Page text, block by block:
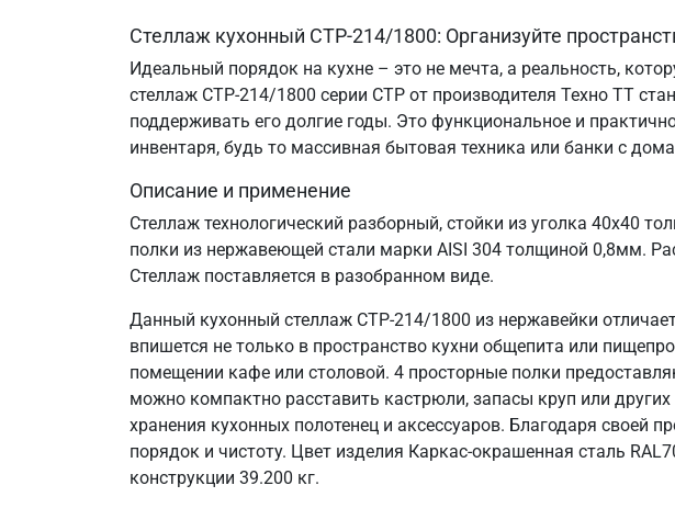
Стеллаж кухонный СТР-214/1800: Организуйте
Идеальный порядок на кухне – это не мечта, а реальность,
стеллаж СТР-214/1800 серии СТР от производителя Техно ТТ
поддерживать его долгие годы. Это функциональное и
инвентаря, будь то массивная бытовая техника или банки с
Описание и применение
Стеллаж технологический разборный, стойки из уголка 40х40
полки из нержавеющей стали марки AISI 304 толщиной 0,8мм.
Стеллаж поставляется в разобранном виде.
Данный кухонный стеллаж СТР-214/1800 из нержавейки
впишется не только в пространство кухни общепита или
помещении кафе или столовой. 4 просторные полки
можно компактно расставить кастрюли, запасы круп или
хранения кухонных полотенец и аксессуаров. Благодаря своей
порядок и чистоту. Цвет изделия Каркас-окрашенная сталь
конструкции 39.200 кг.